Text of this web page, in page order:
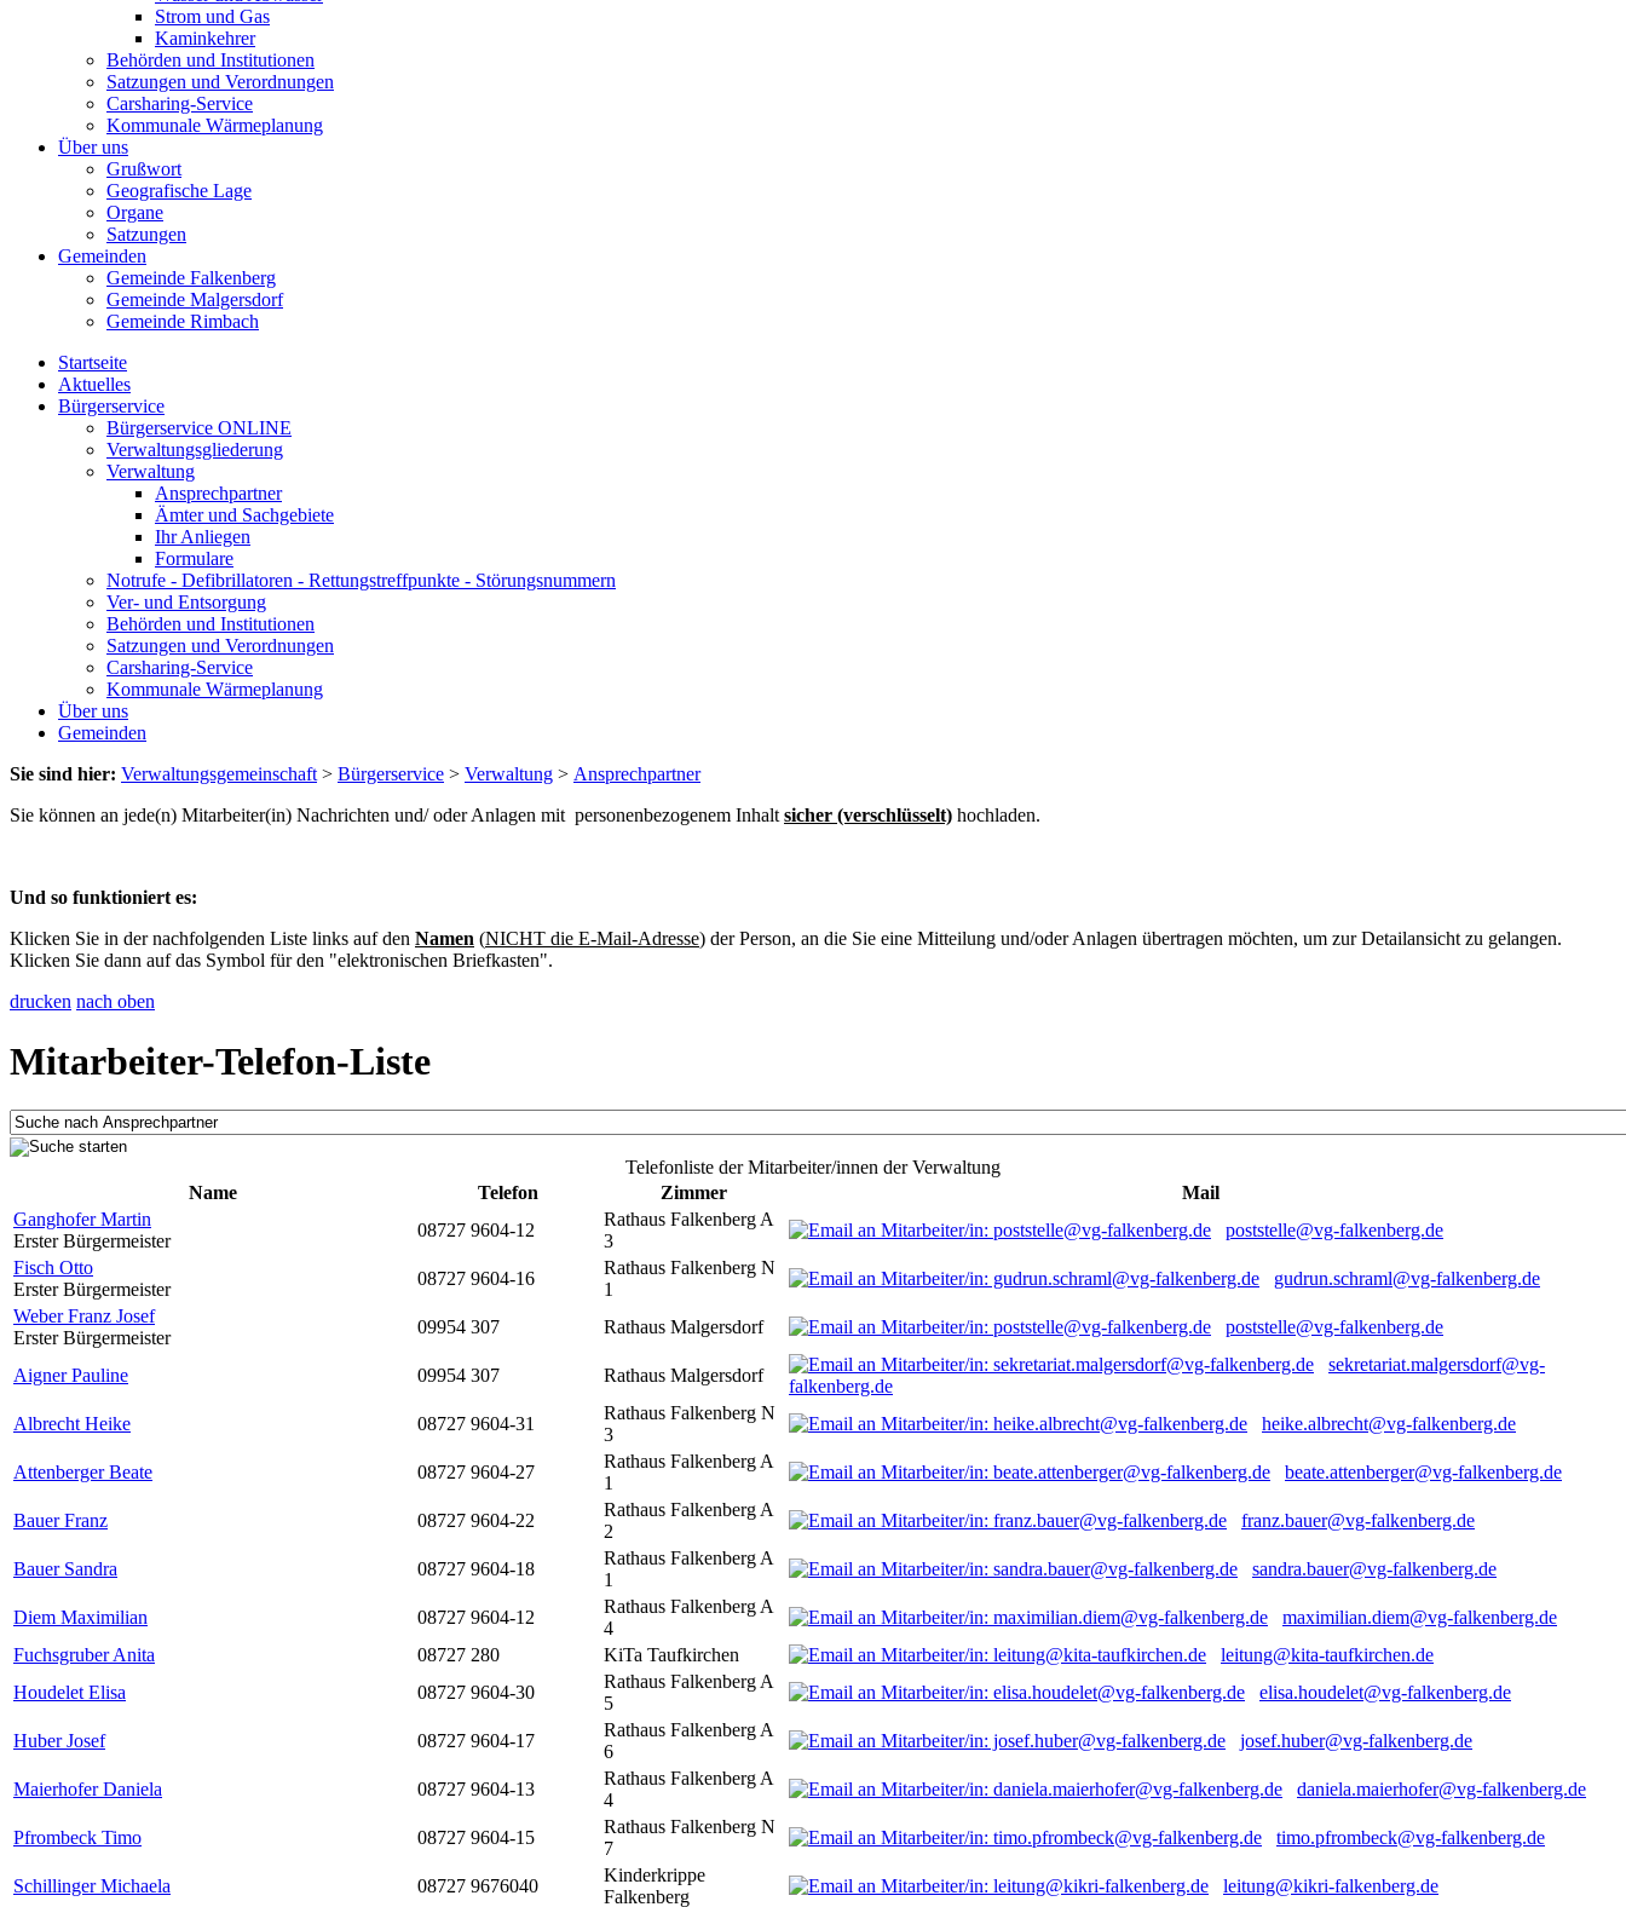
Strom und Gas
Kaminkehrer
Behörden und Institutionen
Satzungen und Verordnungen
Carsharing-Service
Kommunale Wärmeplanung
Über uns
Grußwort
Geografische Lage
Organe
Satzungen
Gemeinden
Gemeinde Falkenberg
Gemeinde Malgersdorf
Gemeinde Rimbach
Startseite
Aktuelles
Bürgerservice
Bürgerservice ONLINE
Verwaltungsgliederung
Verwaltung
Ansprechpartner
Ämter und Sachgebiete
Ihr Anliegen
Formulare
Notrufe - Defibrillatoren - Rettungstreffpunkte - Störungsnummern
Ver- und Entsorgung
Behörden und Institutionen
Satzungen und Verordnungen
Carsharing-Service
Kommunale Wärmeplanung
Über uns
Gemeinden
Sie sind hier: Verwaltungsgemeinschaft > Bürgerservice > Verwaltung > Ansprechpartner
Sie können an jede(n) Mitarbeiter(in) Nachrichten und/ oder Anlagen mit personenbezogenem Inhalt sicher (verschlüsselt) hochladen.
Und so funktioniert es:
Klicken Sie in der nachfolgenden Liste links auf den Namen (NICHT die E-Mail-Adresse) der Person, an die Sie eine Mitteilung und/oder Anlagen übertragen möchten, um zur Detailansicht zu gelangen.
Klicken Sie dann auf das Symbol für den "elektronischen Briefkasten".
drucken nach oben
Mitarbeiter-Telefon-Liste
Telefonliste der Mitarbeiter/innen der Verwaltung
Name
Telefon Zimmer
Mail
Ganghofer Martin
Erster Bürgermeister
08727 9604-12
Rathaus Falkenberg A
3
poststelle@vg-falkenberg.de
Fisch Otto
Erster Bürgermeister
08727 9604-16
Rathaus Falkenberg N
1
gudrun.schraml@vg-falkenberg.de
Weber Franz Josef
Erster Bürgermeister
09954 307 Rathaus Malgersdorf poststelle@vg-falkenberg.de
Aigner Pauline 09954 307 Rathaus Malgersdorf
sekretariat.malgersdorf@vg-
falkenberg.de
Albrecht Heike
08727 9604-31
Rathaus Falkenberg N
3
heike.albrecht@vg-falkenberg.de
Attenberger Beate 08727 9604-27
Rathaus Falkenberg A
1
beate.attenberger@vg-falkenberg.de
Bauer Franz 08727 9604-22
Rathaus Falkenberg A
2
franz.bauer@vg-falkenberg.de
Bauer Sandra 08727 9604-18
Rathaus Falkenberg A
1
sandra.bauer@vg-falkenberg.de
Diem Maximilian 08727 9604-12
Rathaus Falkenberg A
4
maximilian.diem@vg-falkenberg.de
Fuchsgruber Anita
08727 280 KiTa Taufkirchen
leitung@kita-taufkirchen.de
Houdelet Elisa
08727 9604-30
Rathaus Falkenberg A
5
elisa.houdelet@vg-falkenberg.de
Huber Josef 08727 9604-17
Rathaus Falkenberg A
6
josef.huber@vg-falkenberg.de
Maierhofer Daniela 08727 9604-13
Rathaus Falkenberg A
4
daniela.maierhofer@vg-falkenberg.de
Pfrombeck Timo 08727 9604-15
Rathaus Falkenberg N
7
timo.pfrombeck@vg-falkenberg.de
Schillinger Michaela 08727 9676040
Kinderkrippe
Falkenberg
leitung@kikri-falkenberg.de